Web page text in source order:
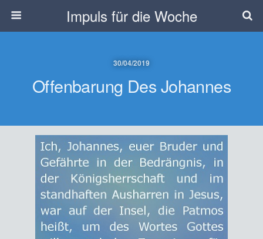
Impuls für die Woche
30/04/2019
Offenbarung Des Johannes